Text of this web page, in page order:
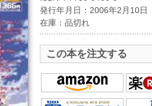
発行年月日：2006年2月10日
在庫：品切れ
この本を注文する